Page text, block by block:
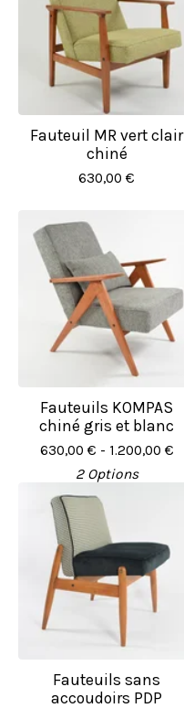
Fauteuil MR vert clair
chiné
630,00 €
Fauteuils KOMPAS
chiné gris et blanc
630,00 € - 1.200,00 €
2 Options
Fauteuils sans
accoudoirs PDP